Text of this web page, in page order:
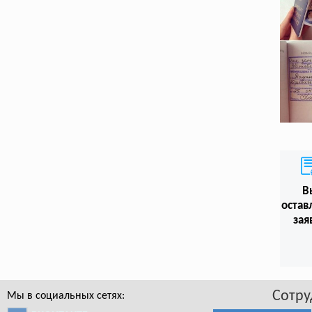
Мы в социальных сетях: